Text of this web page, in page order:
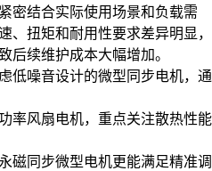
密结合实际使用场景和负载需
、扭矩和耐用性要求差异明显，
后续维护成本大幅增加。
低噪音设计的微型同步电机，通
率风扇电机，重点关注散热性能
磁同步微型电机更能满足精准调